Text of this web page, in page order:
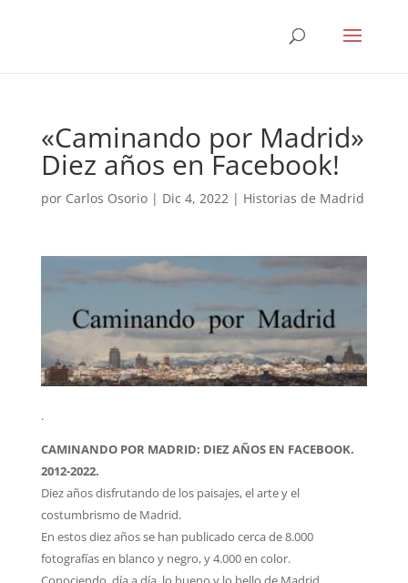
«Caminando por Madrid»
Diez años en Facebook!
por Carlos Osorio| Dic 4, 2022| Historias de Madrid
.
CAMINANDO POR MADRID: DIEZ AÑOS EN FACEBOOK.
2012-2022.
Diez años disfrutando de los paisajes, el arte y el
costumbrismo de Madrid.
En estos diez años se han publicado cerca de 8.000
fotografías en blanco y negro, y 4.000 en color.